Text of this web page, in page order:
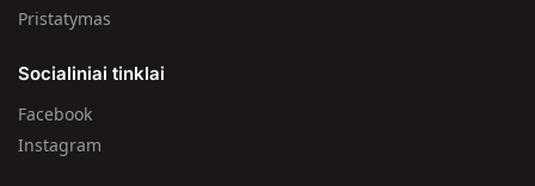
Pristatymas
Socialiniai tinklai
Facebook
Instagram